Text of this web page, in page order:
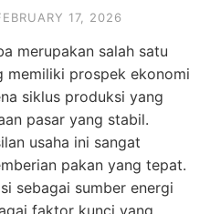
17, 2026
merupakan salah satu
memiliki prospek ekonomi
siklus produksi yang
pasar yang stabil.
usaha ini sangat
pakan yang tepat.
sebagai sumber energi
faktor kunci yang